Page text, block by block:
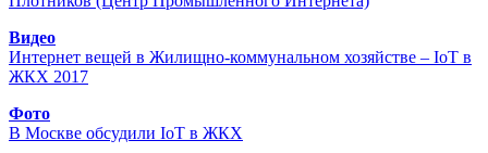
Видео
Интернет вещей в Жилищно-коммунальном хозяйстве – IoT в
ЖКХ 2017
Фото
В Москве обсудили IoT в ЖКХ